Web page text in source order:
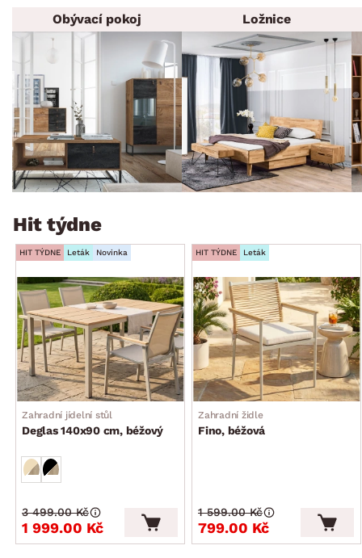
Obývací pokoj Ložnice
Hit týdne
HIT TÝDNE Leták Novinka
Zahradní jídelní stůl
Deglas 140x90 cm, béžový
1 999.00 Kč
3 499.00 Kč
HIT TÝDNE Leták
Zahradní židle
Fino, béžová
799.00 Kč
1 599.00 Kč